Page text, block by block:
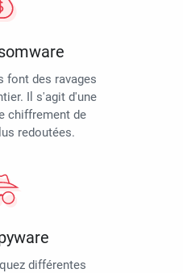
font des ravages
Il s'agit d'une
chiffrement de
redoutées.
différentes